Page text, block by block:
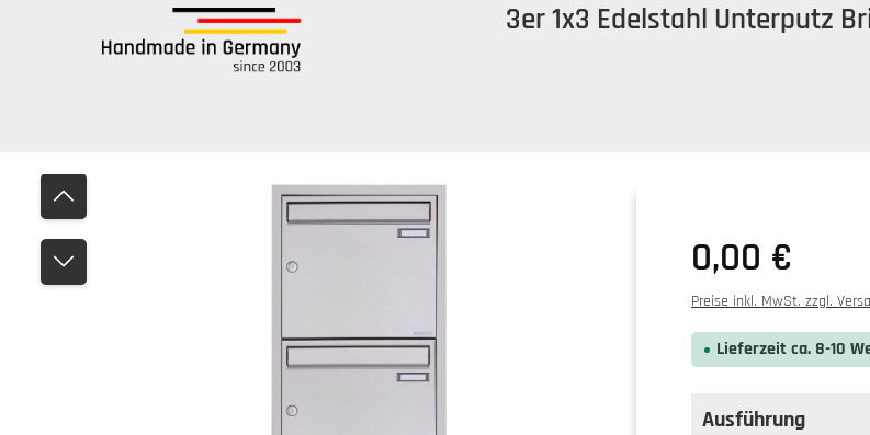
3er 1x3 Edelstahl Unterputz
Bildergalerie überspringen
0,00 €
Preise inkl. MwSt. zzgl.
Lieferzeit ca. 8-10
Ausführung